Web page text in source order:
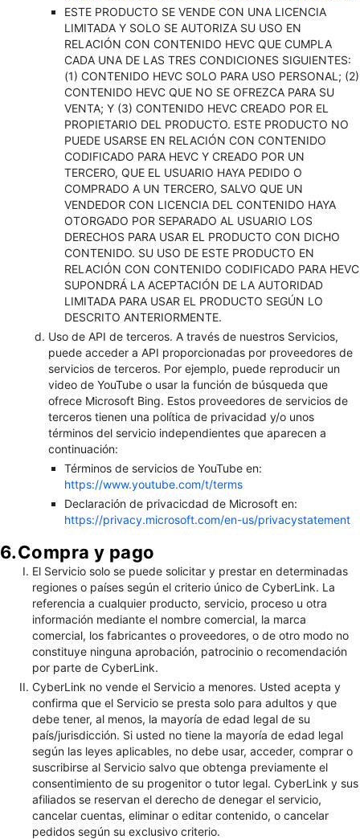
ESTE PRODUCTO SE VENDE CON UNA LICENCIA
LIMITADA Y SOLO SE AUTORIZA SU USO EN
RELACIÓN CON CONTENIDO HEVC QUE CUMPLA
CADA UNA DE LAS TRES CONDICIONES SIGUIENTES:
(1) CONTENIDO HEVC SOLO PARA USO PERSONAL; (2)
CONTENIDO HEVC QUE NO SE OFREZCA PARA SU
VENTA; Y (3) CONTENIDO HEVC CREADO POR EL
PROPIETARIO DEL PRODUCTO. ESTE PRODUCTO NO
PUEDE USARSE EN RELACIÓN CON CONTENIDO
CODIFICADO PARA HEVC Y CREADO POR UN
TERCERO, QUE EL USUARIO HAYA PEDIDO O
COMPRADO A UN TERCERO, SALVO QUE UN
VENDEDOR CON LICENCIA DEL CONTENIDO HAYA
OTORGADO POR SEPARADO AL USUARIO LOS
DERECHOS PARA USAR EL PRODUCTO CON DICHO
CONTENIDO. SU USO DE ESTE PRODUCTO EN
RELACIÓN CON CONTENIDO CODIFICADO PARA HEVC
SUPONDRÁ LA ACEPTACIÓN DE LA AUTORIDAD
LIMITADA PARA USAR EL PRODUCTO SEGÚN LO
DESCRITO ANTERIORMENTE.
Uso de API de terceros. A través de nuestros Servicios,
puede acceder a API proporcionadas por proveedores de
servicios de terceros. Por ejemplo, puede reproducir un
video de YouTube o usar la función de búsqueda que
ofrece Microsoft Bing. Estos proveedores de servicios de
terceros tienen una política de privacidad y/o unos
términos del servicio independientes que aparecen a
continuación:
Términos de servicios de YouTube en:
https://www.youtube.com/t/terms
Declaración de privacicdad de Microsoft en:
https://privacy.microsoft.com/en-us/privacystatement
6.Compra y pago
El Servicio solo se puede solicitar y prestar en determinadas
regiones o países según el criterio único de CyberLink. La
referencia a cualquier producto, servicio, proceso u otra
información mediante el nombre comercial, la marca
comercial, los fabricantes o proveedores, o de otro modo no
constituye ninguna aprobación, patrocinio o recomendación
por parte de CyberLink.
CyberLink no vende el Servicio a menores. Usted acepta y
confirma que el Servicio se presta solo para adultos y que
debe tener, al menos, la mayoría de edad legal de su
país/jurisdicción. Si usted no tiene la mayoría de edad legal
según las leyes aplicables, no debe usar, acceder, comprar o
suscribirse al Servicio salvo que obtenga previamente el
consentimiento de su progenitor o tutor legal. CyberLink y sus
afiliados se reservan el derecho de denegar el servicio,
cancelar cuentas, eliminar o editar contenido, o cancelar
pedidos según su exclusivo criterio.